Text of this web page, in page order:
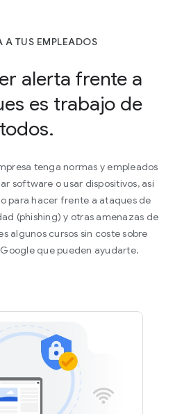
A TUS EMPLEADOS
alerta frente a
es trabajo de
todos.
tenga normas y empleados
software o usar dispositivos, así
para hacer frente a ataques de
(phishing) y otras amenazas de
algunos cursos sin coste sobre
que pueden ayudarte.